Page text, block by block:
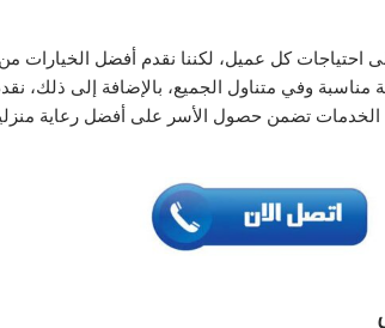
احتياجات كل عميل، لكننا نقدم أفضل الخيارات
مناسبة وفي متناول الجميع، بالإضافة إلى ذلك،
الخدمات تضمن حصول الأسر على أفضل رعاية